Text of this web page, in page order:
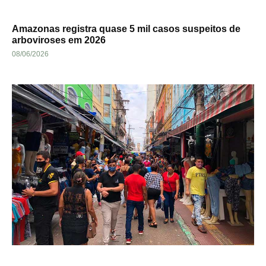
Amazonas registra quase 5 mil casos suspeitos de
arboviroses em 2026
08/06/2026